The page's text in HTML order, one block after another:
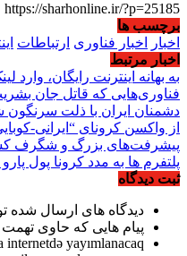
https://sharhonline.ir/?p=25185
برچسب ها
اخبار
اخبار فناوری ارتباطات
اخبار مرتبط
به بهانه اینترنت رایگان،
فناوری‌هایی که قاتل جان
دشمنان ایران با ذلت سرنگون شدند/
از واکسن کرونای “ایرانی-
پیشرفت‌های بزرگ و شگرف
پلتفرم ها به مدد کرونا پول
ثبت دیدگاه
دیدگاه های ارسال شده
پیام هایی که حاوی تهمت
yayımlanacaq.